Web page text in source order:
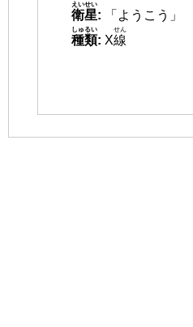
衛星
えいせい
:
「ようこう」
種類
しゅるい
: X線
せん